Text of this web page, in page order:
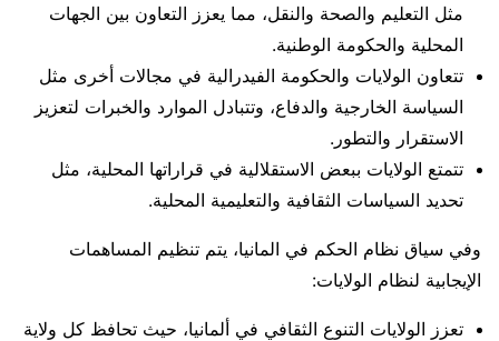
مثل التعليم والصحة والنقل، مما يعزز التعاون بين الجهات
المحلية والحكومة الوطنية.
تتعاون الولايات والحكومة الفيدرالية في مجالات أخرى مثل
السياسة الخارجية والدفاع، وتتبادل الموارد والخبرات لتعزيز
الاستقرار والتطور.
تتمتع الولايات ببعض الاستقلالية في قراراتها المحلية، مثل
تحديد السياسات الثقافية والتعليمية المحلية.
وفي سياق نظام الحكم في المانيا، يتم تنظيم المساهمات
الإيجابية لنظام الولايات:
تعزز الولايات التنوع الثقافي في ألمانيا، حيث تحافظ كل ولاية